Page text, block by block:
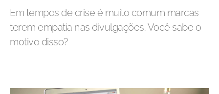
Em tempos de crise é muito comum marcas
terem empatia nas divulgações. Você sabe o
motivo disso?